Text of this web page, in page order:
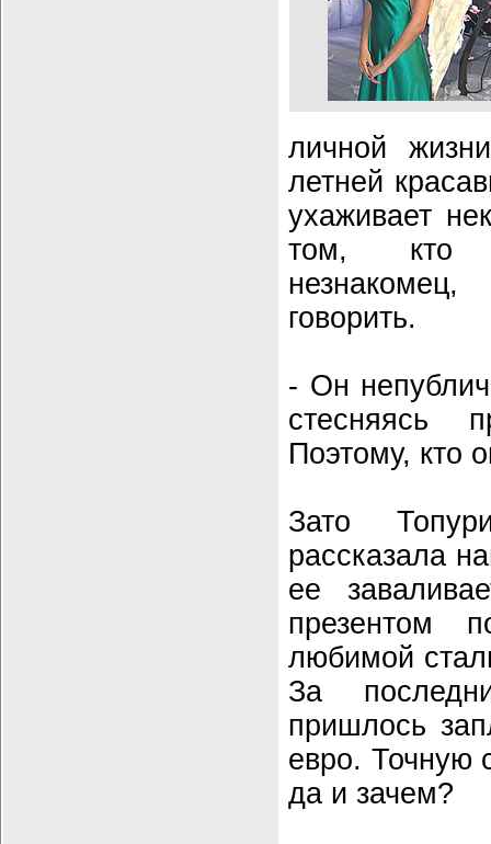
личной
летней
ухаживает
том, кто
говорить.
- Он
стесняясь
Поэтому, кто
Зато
рассказала
ее
презентом
любимой
За
пришлось
евро. Точную
да и зачем?